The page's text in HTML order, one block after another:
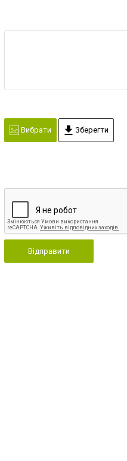
Вибрати Зберегти
Відправити